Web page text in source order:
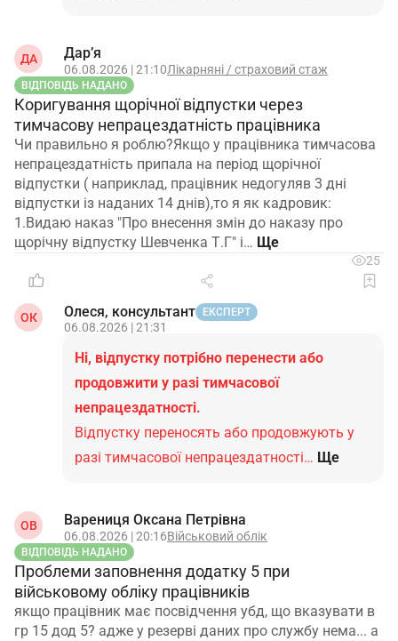
ДА Дар’я
06.08.2026 | 21:10Лікарняні / страховий стаж
ВІДПОВІДЬ НАДАНО
Коригування щорічної відпустки через
тимчасову непрацездатність працівника
Чи правильно я роблю?Якщо у працівника тимчасова
непрацездатність припала на період щорічної
відпустки ( наприклад, працівник недогуляв 3 дні
відпустки із наданих 14 днів),то я як кадровик:
1.Видаю наказ "Про внесення змін до наказу про
щорічну відпустку Шевченка Т.Г" і…
25
ОК Олеся, консультант ЕКСПЕРТ
06.08.2026 | 21:31
Ні, відпустку потрібно перенести або
продовжити у разі тимчасової
непрацездатності.
Відпустку переносять або продовжують у
разі тимчасової непрацездатності… Ще
ОВ Варениця Оксана Петрівна
06.08.2026 | 20:16Військовий облік
ВІДПОВІДЬ НАДАНО
Проблеми заповнення додатку 5 при
військовому обліку працівників
якщо працівник має посвідчення убд, що вказувати в
гр 15 дод 5? адже у резерві даних про службу нема... а